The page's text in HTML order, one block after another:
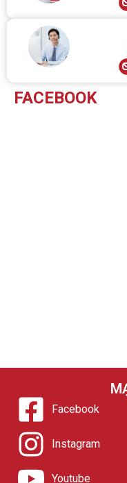
FACEBOOK
Facebook
Instagram
Youtube